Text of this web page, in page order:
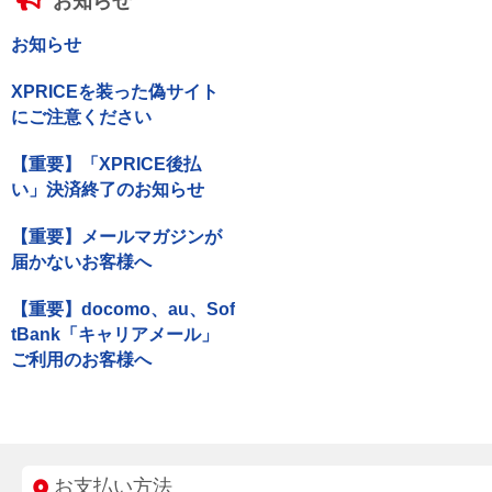
お知らせ
XPRICEを装った偽サイト
にご注意ください
【重要】「XPRICE後払
い」決済終了のお知らせ
【重要】メールマガジンが
届かないお客様へ
【重要】docomo、au、Sof
tBank「キャリアメール」
ご利用のお客様へ
お支払い方法